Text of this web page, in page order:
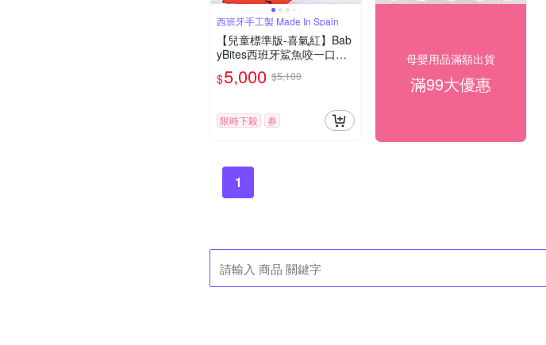
西班牙手工製 Made In Spain
【兒童標準版-喜氣紅】Bab
yBites西班牙鯊魚咬一口多
功能睡袋
$5,000 $5,100
限時下殺 券
母嬰用品滿額出貨
滿99大優惠
1